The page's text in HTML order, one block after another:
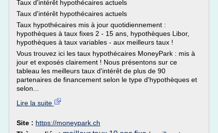
Taux d'intérêt hypothécaires actuels
Taux d'intérêt hypothécaires actuels
Taux hypothécaires mis à jour quotidiennement :
hypothèques à taux fixes 2 - 15 ans, hypothèques Libor,
hypothèques à taux variables - aux meilleurs taux !
Vous trouvez ici les taux hypothécaires MoneyPark : mis à
jour et exposés clairement ! Nous présentons sur ce
tableau les meilleurs taux d'intérêt de plus de 90
partenaires de financement selon le type d'hypothèques et
selon...
Lire la suite
Site : https://moneypark.ch